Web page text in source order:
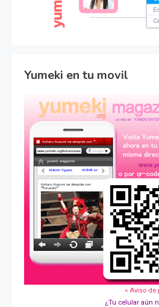
Yumeki en tu movil
» Aviso de
¿Tu celular aún